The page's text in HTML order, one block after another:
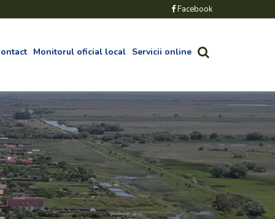
Facebook
Monitorul oficial local Servicii online